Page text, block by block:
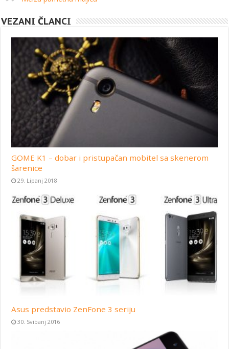
VEZANI ČLANCI
GOME K1 – dobar i pristupačan mobitel sa skenerom
šarenice
29. Lipanj 2018
Asus predstavio ZenFone 3 seriju
30. Svibanj 2016